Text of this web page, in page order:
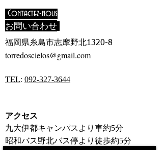
Contactez-nous
お問い合わせ
福岡県糸島市志摩野北1320-8
torredoscielos@gmail.com
TEL: 092-327-3644
アクセス
九大伊都キャンパスより車約5分
昭和バス野北バス停より徒歩約5分